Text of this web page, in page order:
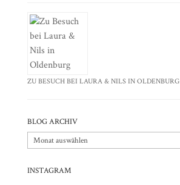
ZU BESUCH BEI LAURA & NILS IN OLDENBURG
BLOG ARCHIV
Blog
Archiv
INSTAGRAM